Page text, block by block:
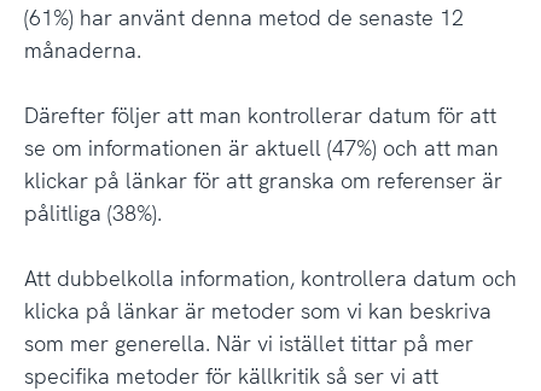
(61%) har använt denna metod de senaste 12
månaderna.
Därefter följer att man kontrollerar datum för att
se om informationen är aktuell (47%) och att man
klickar på länkar för att granska om referenser är
pålitliga (38%).
Att dubbelkolla information, kontrollera datum och
klicka på länkar är metoder som vi kan beskriva
som mer generella. När vi istället tittar på mer
specifika metoder för källkritik så ser vi att